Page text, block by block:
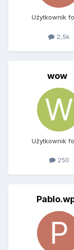
Użytkownik
2,5k
wow
Użytkownik
250